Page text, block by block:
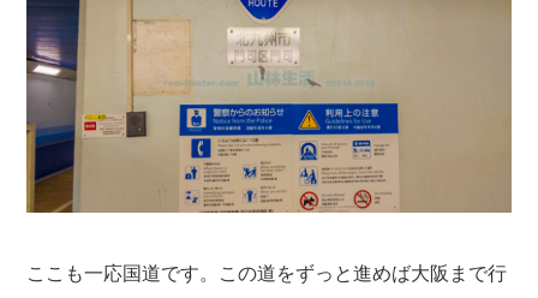
ここも一応国道です。この道をずっと進めば大阪まで行